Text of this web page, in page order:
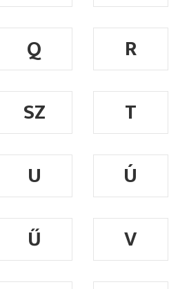
Q
R
SZ
T
U
Ú
Ű
V